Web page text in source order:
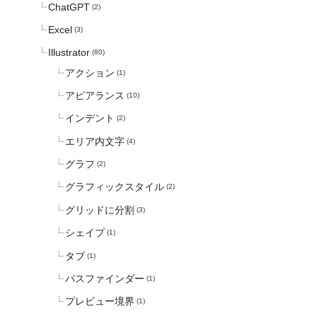
ChatGPT (2)
Excel (3)
Illustrator (80)
アクション (1)
アピアランス (10)
インデント (2)
エリア内文字 (4)
グラフ (2)
グラフィックスタイル (2)
グリッドに分割 (3)
シェイプ (1)
タブ (1)
パスファインダー (1)
プレビュー境界 (1)